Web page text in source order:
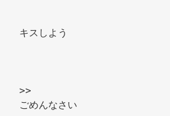
キスしよう
>>
ごめんなさい